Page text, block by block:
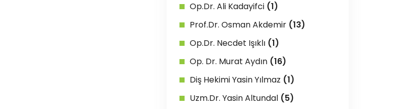
Op.Dr. Ali Kadayifci (1)
Prof.Dr. Osman Akdemir (13)
Op.Dr. Necdet Işıklı (1)
Op. Dr. Murat Aydın (16)
Diş Hekimi Yasin Yılmaz (1)
Uzm.Dr. Yasin Altundal (5)